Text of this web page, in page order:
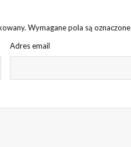
Wymagane pola są oznaczone
Adres email